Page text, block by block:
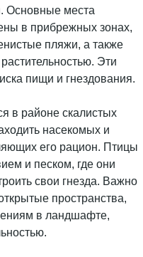
Основные места
в прибрежных зонах,
пляжи, а также
Эти
пищи и гнездования.
в районе скалистых
насекомых и
его рацион. Птицы
и песком, где они
свои гнезда. Важно
пространства,
в ландшафте,